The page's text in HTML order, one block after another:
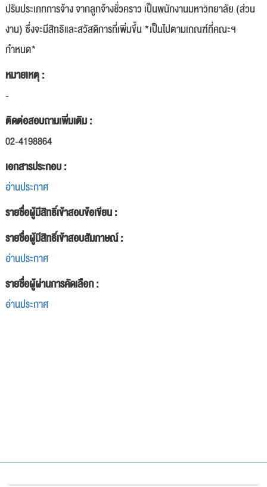
ปรับประเภทการจ้าง จากลูกจ้างชั่วคราว เป็นพนักงานมหาวิทยาลัย (ส่วน
งาน) ซึ่งจะมีสิทธิและสวัสดิการที่เพิ่มขึ้น *เป็นไปตามเกณฑ์ที่คณะฯ
กำหนด*
หมายเหตุ :
-
ติดต่อสอบถามเพิ่มเติม :
02-4198864
เอกสารประกอบ :
อ่านประกาศ
รายชื่อผู้มีสิทธิ์เข้าสอบข้อเขียน :
รายชื่อผู้มีสิทธิ์เข้าสอบสัมภาษณ์ :
อ่านประกาศ
รายชื่อผู้ผ่านการคัดเลือก :
อ่านประกาศ